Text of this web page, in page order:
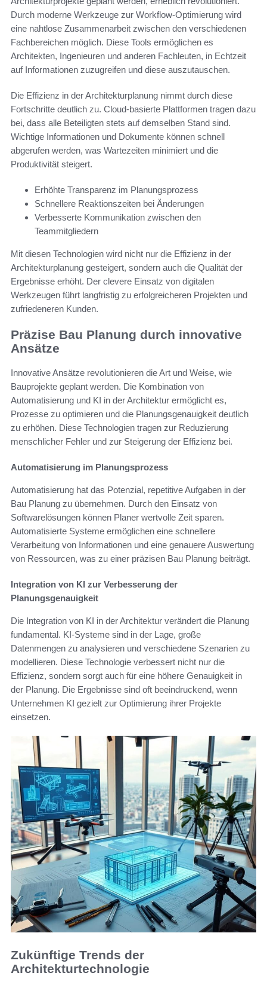
Durch moderne Werkzeuge zur Workflow-Optimierung wird
eine nahtlose Zusammenarbeit zwischen den verschiedenen
Fachbereichen möglich. Diese Tools ermöglichen es
Architekten, Ingenieuren und anderen Fachleuten, in Echtzeit
auf Informationen zuzugreifen und diese auszutauschen.
Die Effizienz in der Architekturplanung nimmt durch diese
Fortschritte deutlich zu. Cloud-basierte Plattformen tragen dazu
bei, dass alle Beteiligten stets auf demselben Stand sind.
Wichtige Informationen und Dokumente können schnell
abgerufen werden, was Wartezeiten minimiert und die
Produktivität steigert.
Erhöhte Transparenz im Planungsprozess
Schnellere Reaktionszeiten bei Änderungen
Verbesserte Kommunikation zwischen den
Teammitgliedern
Mit diesen Technologien wird nicht nur die Effizienz in der
Architekturplanung gesteigert, sondern auch die Qualität der
Ergebnisse erhöht. Der clevere Einsatz von digitalen
Werkzeugen führt langfristig zu erfolgreicheren Projekten und
zufriedeneren Kunden.
Präzise Bau Planung durch innovative
Ansätze
Innovative Ansätze revolutionieren die Art und Weise, wie
Bauprojekte geplant werden. Die Kombination von
Automatisierung und KI in der Architektur ermöglicht es,
Prozesse zu optimieren und die Planungsgenauigkeit deutlich
zu erhöhen. Diese Technologien tragen zur Reduzierung
menschlicher Fehler und zur Steigerung der Effizienz bei.
Automatisierung im Planungsprozess
Automatisierung hat das Potenzial, repetitive Aufgaben in der
Bau Planung zu übernehmen. Durch den Einsatz von
Softwarelösungen können Planer wertvolle Zeit sparen.
Automatisierte Systeme ermöglichen eine schnellere
Verarbeitung von Informationen und eine genauere Auswertung
von Ressourcen, was zu einer präzisen Bau Planung beiträgt.
Integration von KI zur Verbesserung der
Planungsgenauigkeit
Die Integration von KI in der Architektur verändert die Planung
fundamental. KI-Systeme sind in der Lage, große
Datenmengen zu analysieren und verschiedene Szenarien zu
modellieren. Diese Technologie verbessert nicht nur die
Effizienz, sondern sorgt auch für eine höhere Genauigkeit in
der Planung. Die Ergebnisse sind oft beeindruckend, wenn
Unternehmen KI gezielt zur Optimierung ihrer Projekte
einsetzen.
Zukünftige Trends der
Architekturtechnologie